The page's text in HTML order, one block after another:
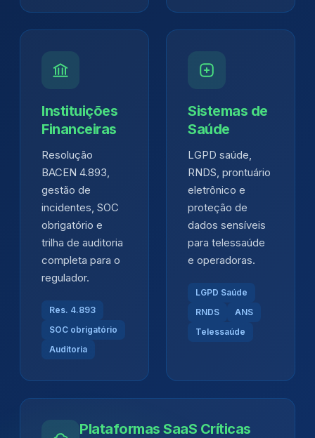
Instituições
Financeiras
Resolução
BACEN 4.893,
gestão de
incidentes, SOC
obrigatório e
trilha de auditoria
completa para o
regulador.
Res. 4.893
SOC obrigatório
Auditoria
Sistemas de
Saúde
LGPD saúde,
RNDS, prontuário
eletrônico e
proteção de
dados sensíveis
para telessaúde
e operadoras.
LGPD Saúde
RNDS
ANS
Telessaúde
Plataformas SaaS Críticas